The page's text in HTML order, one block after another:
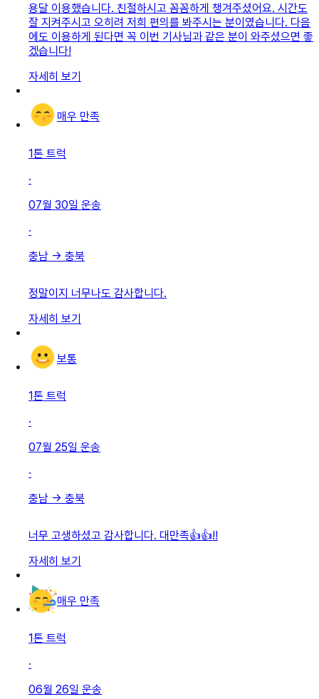
용달 이용했습니다. 친절하시고 꼼꼼하게 챙겨주셨어요. 시간도
잘 지켜주시고 오히려 저희 편의를 봐주시는 분이였습니다. 다음
에도 이용하게 된다면 꼭 이번 기사님과 같은 분이 와주셨으면 좋
겠습니다!
자세히 보기
매우 만족
1톤 트럭
·
07월 30일 운송
·
충남 → 충북
정말이지 너무나도 감사합니다.
자세히 보기
보통
1톤 트럭
·
07월 25일 운송
·
충남 → 충북
너무 고생하셨고 감사합니다. 대만족👍👍!!
자세히 보기
매우 만족
1톤 트럭
·
06월 26일 운송